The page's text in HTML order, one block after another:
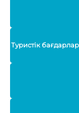
Туристік